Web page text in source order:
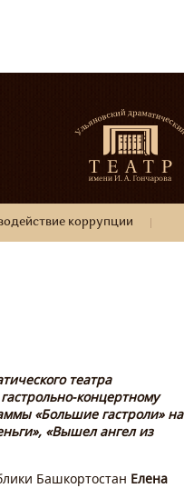
коррупции
театра
концертному
«Большие гастроли» на
«Вышел ангел из
Башкортостан Елена